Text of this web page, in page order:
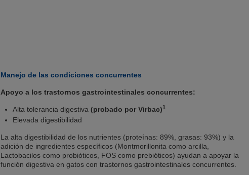
Manejo de las condiciones concurrentes
Apoyo a los trastornos gastrointestinales concurrentes:
Alta tolerancia digestiva (probado por Virbac)1
Elevada digestibilidad
La alta digestibilidad de los nutrientes (proteínas: 89%, grasas: 93%) y la
adición de ingredientes específicos (Montmorillonita como arcilla,
Lactobacilos como probióticos, FOS como prebióticos) ayudan a apoyar la
función digestiva en gatos con trastornos gastrointestinales concurrentes.